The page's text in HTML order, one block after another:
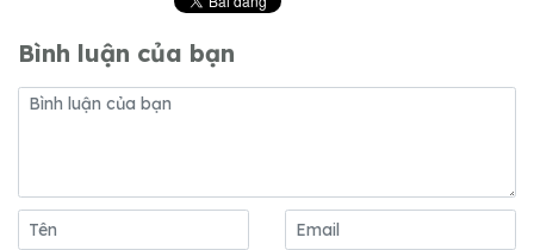
Bình luận của bạn